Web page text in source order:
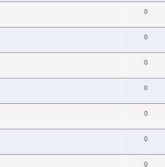
0
0
0
0
0
0
0